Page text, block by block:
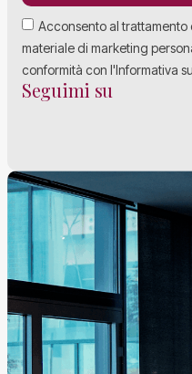
Acconsento al
materiale di marketing
conformità con l'Informativa
Seguimi su